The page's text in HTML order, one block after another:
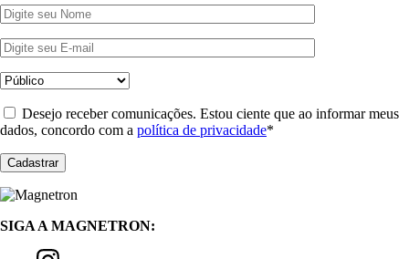
Desejo receber comunicações. Estou ciente que ao informar meus
dados, concordo com a política de privacidade*
SIGA A MAGNETRON: